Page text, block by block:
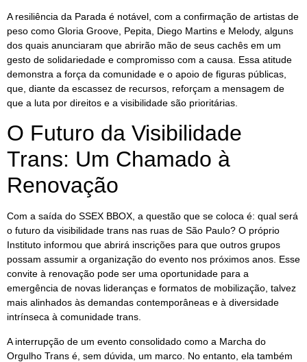
A resiliência da Parada é notável, com a confirmação de artistas de
peso como Gloria Groove, Pepita, Diego Martins e Melody, alguns
dos quais anunciaram que abrirão mão de seus cachês em um
gesto de solidariedade e compromisso com a causa. Essa atitude
demonstra a força da comunidade e o apoio de figuras públicas,
que, diante da escassez de recursos, reforçam a mensagem de
que a luta por direitos e a visibilidade são prioritárias.
O Futuro da Visibilidade
Trans: Um Chamado à
Renovação
Com a saída do SSEX BBOX, a questão que se coloca é: qual será
o futuro da visibilidade trans nas ruas de São Paulo? O próprio
Instituto informou que abrirá inscrições para que outros grupos
possam assumir a organização do evento nos próximos anos. Esse
convite à renovação pode ser uma oportunidade para a
emergência de novas lideranças e formatos de mobilização, talvez
mais alinhados às demandas contemporâneas e à diversidade
intrínseca à comunidade trans.
A interrupção de um evento consolidado como a Marcha do
Orgulho Trans é, sem dúvida, um marco. No entanto, ela também